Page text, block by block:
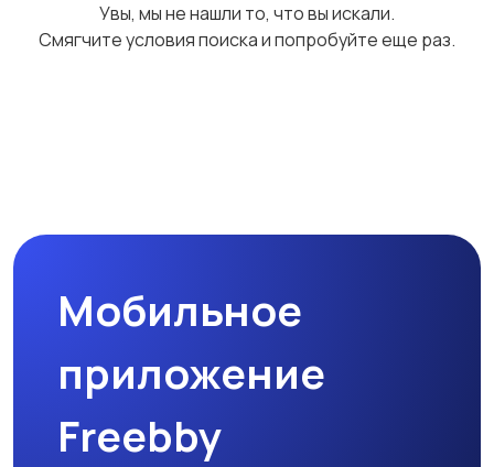
Увы, мы не нашли то, что вы искали.
Смягчите условия поиска и попробуйте еще раз.
Мобильное
приложение
Freebby